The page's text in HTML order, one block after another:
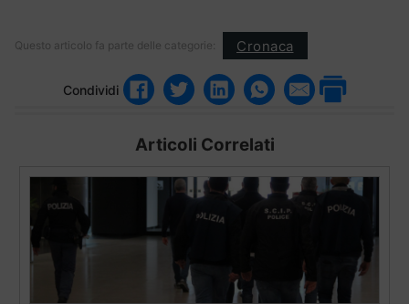
Questo articolo fa parte delle categorie: Cronaca
Condividi
Articoli Correlati